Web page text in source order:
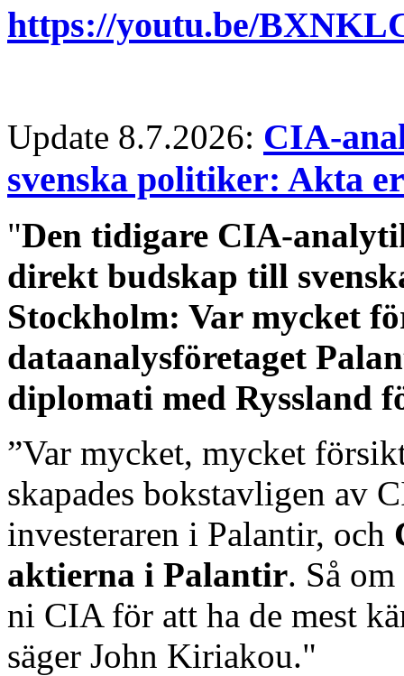
https://youtu.be/
Update 8.7.2026: CIA-
svenska politiker: Akta
"Den tidigare CIA-
direkt budskap till
Stockholm: Var mycket
dataanalysföretaget
diplomati med Ryssland
”Var mycket, mycket
skapades bokstavligen av
investeraren i Palantir, och
aktierna i Palantir. Så
ni CIA för att ha de mest
säger John Kiriakou."